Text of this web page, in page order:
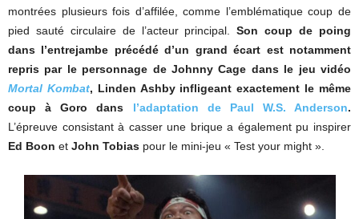
montrées plusieurs fois d’affilée, comme l’emblématique coup de
pied sauté circulaire de l’acteur principal.Son coup de poing
dans l’entrejambe précédé d’un grand écart est notamment
repris par le personnage de Johnny Cage dans le jeu vidéo
Mortal Kombat, Linden Ashby infligeant exactement le même
coup à Goro dans l’adaptation de Paul W.S. Anderson.
L’épreuve consistant à casser une brique a également pu inspirer
Ed Boon et John Tobias pour le mini-jeu « Test your might ».